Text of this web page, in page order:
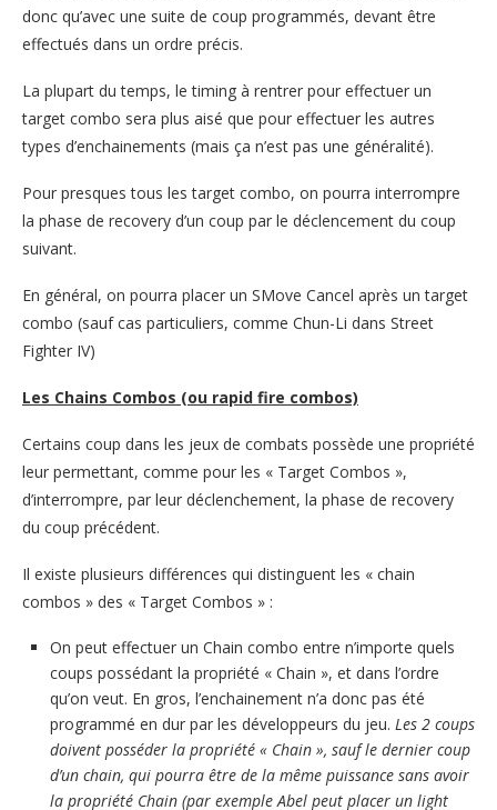
donc qu’avec une suite de coup programmés, devant être
effectués dans un ordre précis.
La plupart du temps, le timing à rentrer pour effectuer un
target combo sera plus aisé que pour effectuer les autres
types d’enchainements (mais ça n’est pas une généralité).
Pour presques tous les target combo, on pourra interrompre
la phase de recovery d’un coup par le déclencement du coup
suivant.
En général, on pourra placer un SMove Cancel après un target
combo (sauf cas particuliers, comme Chun-Li dans Street
Fighter IV)
Les Chains Combos (ou rapid fire combos)
Certains coup dans les jeux de combats possède une propriété
leur permettant, comme pour les « Target Combos »,
d’interrompre, par leur déclenchement, la phase de recovery
du coup précédent.
Il existe plusieurs différences qui distinguent les « chain
combos » des « Target Combos » :
On peut effectuer un Chain combo entre n’importe quels
coups possédant la propriété « Chain », et dans l’ordre
qu’on veut. En gros, l’enchainement n’a donc pas été
programmé en dur par les développeurs du jeu. Les 2 coups
doivent posséder la propriété « Chain », sauf le dernier coup
d’un chain, qui pourra être de la même puissance sans avoir
la propriété Chain (par exemple Abel peut placer un light